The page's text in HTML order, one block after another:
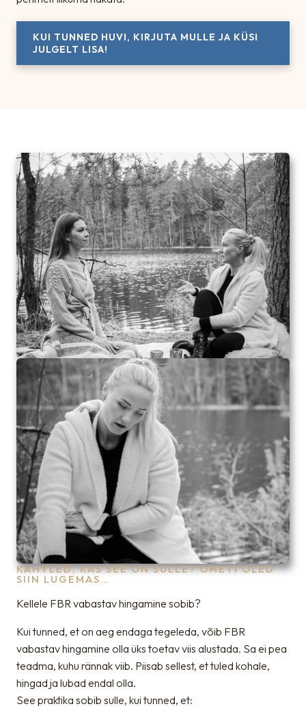
KUI TUNNED HUVI, KIRJUTA MULLE JA KÜSI
JULGELT LISA!
KAHTLED, KAS SEE ON SULLE? OMETI OLED
SIIN LUGEMAS…
Kellele FBR vabastav hingamine sobib?
Kui tunned, et on aeg endaga tegeleda, võib FBR
vabastav hingamine olla üks toetav viis alustada. Sa ei pea
teadma, kuhu rännak viib. Piisab sellest, et tuled kohale,
hingad ja lubad endal olla.
See praktika sobib sulle, kui tunned, et: